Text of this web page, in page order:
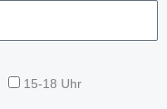
15-18 Uhr